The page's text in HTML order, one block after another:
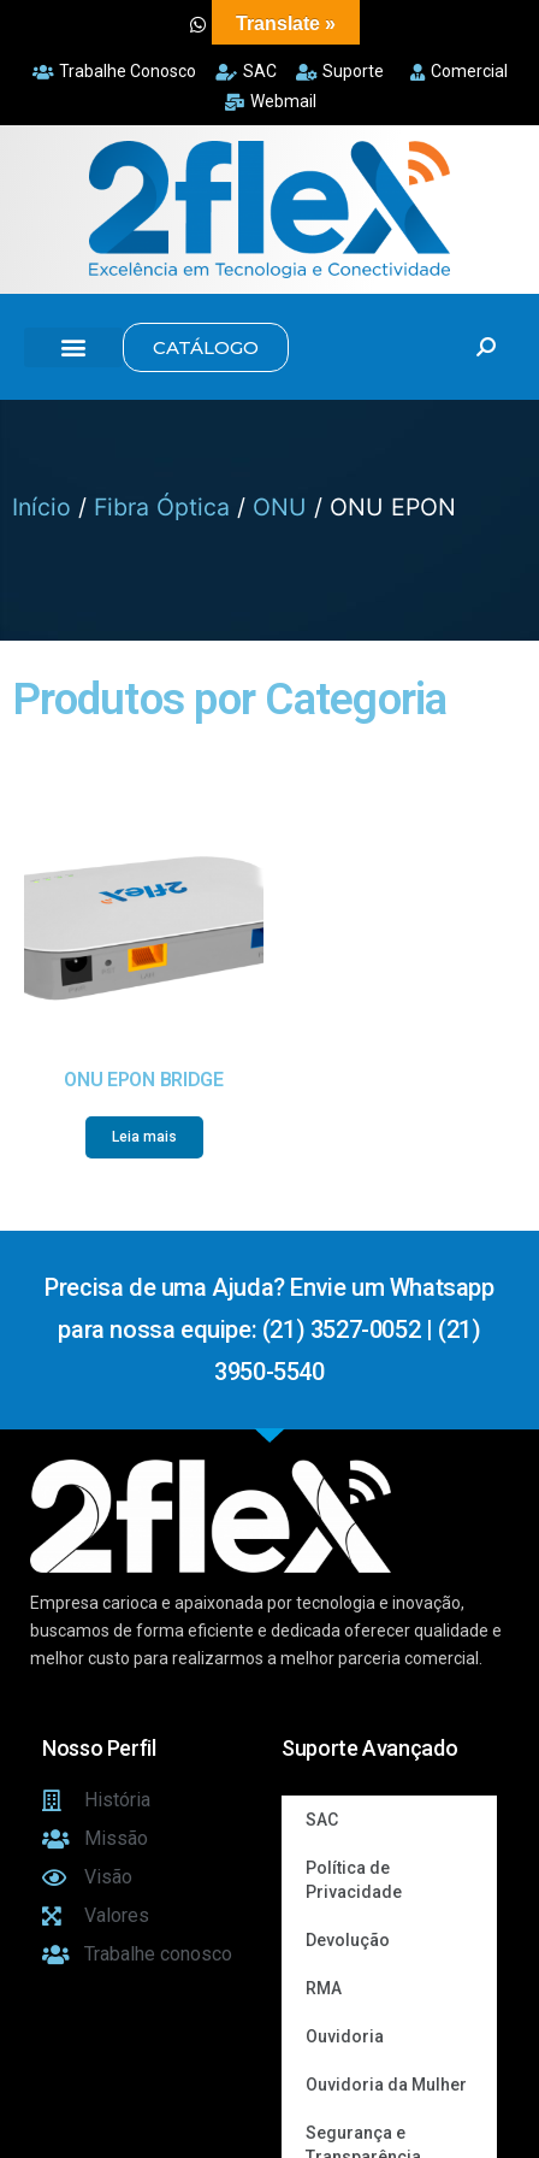
Trabalhe Conosco SAC Suporte
Comercial
Webmail
CATÁLOGO
Início / Fibra Óptica / ONU / ONU EPON
Produtos por Categoria
ONU EPON BRIDGE
Leia mais
Precisa de uma Ajuda? Envie um Whatsapp
para nossa equipe: (21) 3527-0052 | (21)
3950-5540
Empresa carioca e apaixonada por tecnologia e inovação,
buscamos de forma eficiente e dedicada oferecer qualidade e
melhor custo para realizarmos a melhor parceria comercial.
Nosso Perfil
História
Missão
Visão
Valores
Trabalhe conosco
Suporte Avançado
SAC
Política de
Privacidade
Devolução
RMA
Ouvidoria
Ouvidoria da Mulher
Segurança e
Translate »